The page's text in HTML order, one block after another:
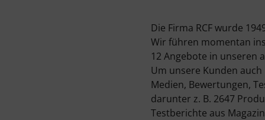
Die Firma RCF wurde
Wir führen momentan
12 Angebote in unseren
Um unsere Kunden
Medien, Bewertungen,
darunter z. B. 2647
Testberichte aus